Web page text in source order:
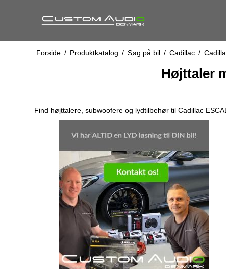
Forside / Produktkatalog / Søg på bil / Cadillac /
Højttaler
Find højttalere, subwoofere og lydtilbehør til Cadillac